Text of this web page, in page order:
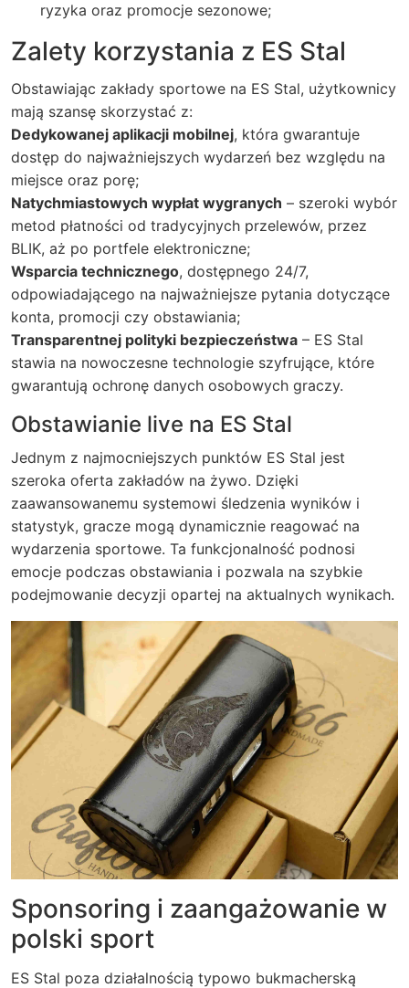
ryzyka oraz promocje sezonowe;
Zalety korzystania z ES Stal
Obstawiając zakłady sportowe na ES Stal, użytkownicy
mają szansę skorzystać z:
Dedykowanej aplikacji mobilnej, która gwarantuje
dostęp do najważniejszych wydarzeń bez względu na
miejsce oraz porę;
Natychmiastowych wypłat wygranych – szeroki wybór
metod płatności od tradycyjnych przelewów, przez
BLIK, aż po portfele elektroniczne;
Wsparcia technicznego, dostępnego 24/7,
odpowiadającego na najważniejsze pytania dotyczące
konta, promocji czy obstawiania;
Transparentnej polityki bezpieczeństwa – ES Stal
stawia na nowoczesne technologie szyfrujące, które
gwarantują ochronę danych osobowych graczy.
Obstawianie live na ES Stal
Jednym z najmocniejszych punktów ES Stal jest
szeroka oferta zakładów na żywo. Dzięki
zaawansowanemu systemowi śledzenia wyników i
statystyk, gracze mogą dynamicznie reagować na
wydarzenia sportowe. Ta funkcjonalność podnosi
emocje podczas obstawiania i pozwala na szybkie
podejmowanie decyzji opartej na aktualnych wynikach.
Sponsoring i zaangażowanie w
polski sport
ES Stal poza działalnością typowo bukmacherską